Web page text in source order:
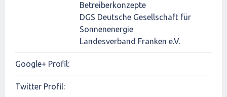
Betreiberkonzepte
DGS Deutsche Gesellschaft für
Sonnenenergie
Landesverband Franken e.V.
Google+ Profil:
Twitter Profil: